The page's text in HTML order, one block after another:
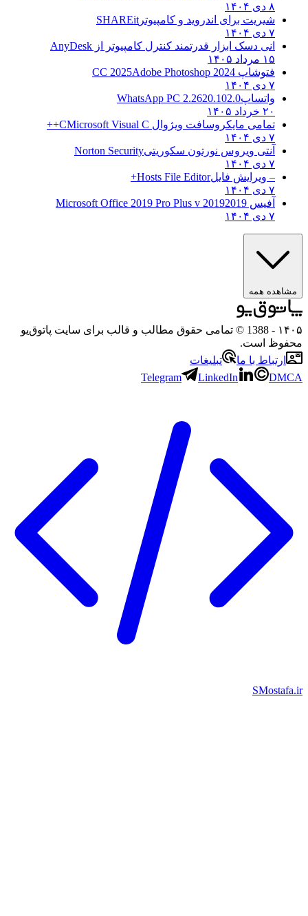
شیریت برای اندروید و کامپیوترSHAREit
انی دسک ابزار قدرتمند کنترل کامپیوتر از AnyDesk
فتوشاپ CC 2025Adobe Photoshop 2024
واتساپWhatsApp PC 2.2620.102.0
تمامی مایکروسافت ویژوال CMicrosoft Visual C++
آنتی ویروس نورتون سکوریتی Norton Security
– ویرایش فایلHosts File Editor+
آفیس 20192019 Microsoft Office 2019 Pro Plus v
همه
- 1388 © تمامی حقوق مطالب و قالب برای سایت پاتوق‌یو
است.
ارتباط با ما
تبلیغات
Telegram
LinkedIn